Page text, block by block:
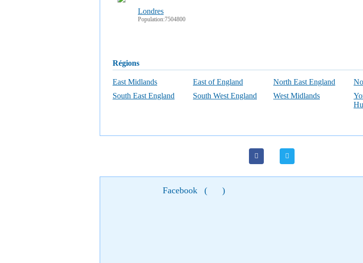
Londres
Population:7504800
régions
East Midlands East of England North East England
South East England
South West England West Midlands
Facebook ( )